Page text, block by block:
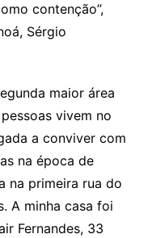
contenção”,
Sérgio
maior área
vivem no
a conviver com
na época de
na primeira rua do
A minha casa foi
Fernandes, 33